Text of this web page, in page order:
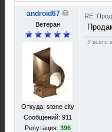
android67
Ветеран
Откуда: stone city
Сообщений: 911
Репутация: 396
RE:
У всего